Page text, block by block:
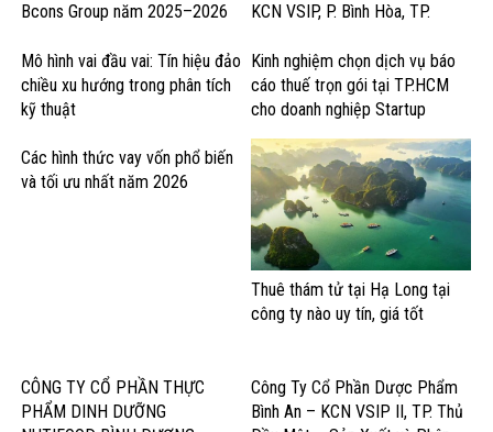
Bcons Group năm 2025–2026
KCN VSIP, P. Bình Hòa, TP.
Khát & Thực Phẩm
Mô hình vai đầu vai: Tín hiệu đảo
chiều xu hướng trong phân tích
kỹ thuật
Kinh nghiệm chọn dịch vụ báo
cáo thuế trọn gói tại TP.HCM
cho doanh nghiệp Startup
Các hình thức vay vốn phổ biến
và tối ưu nhất năm 2026
Thuê thám tử tại Hạ Long tại
công ty nào uy tín, giá tốt
CÔNG TY CỔ PHẦN THỰC
PHẨM DINH DƯỠNG
Công Ty Cổ Phần Dược Phẩm
Bình An – KCN VSIP II, TP. Thủ